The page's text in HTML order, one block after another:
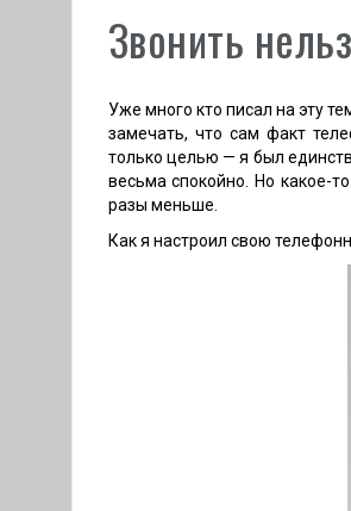
Звонить
Уже много кто писал на эту
замечать, что сам факт
только целью — я был
весьма спокойно. Но какое-
разы меньше.
Как я настроил свою